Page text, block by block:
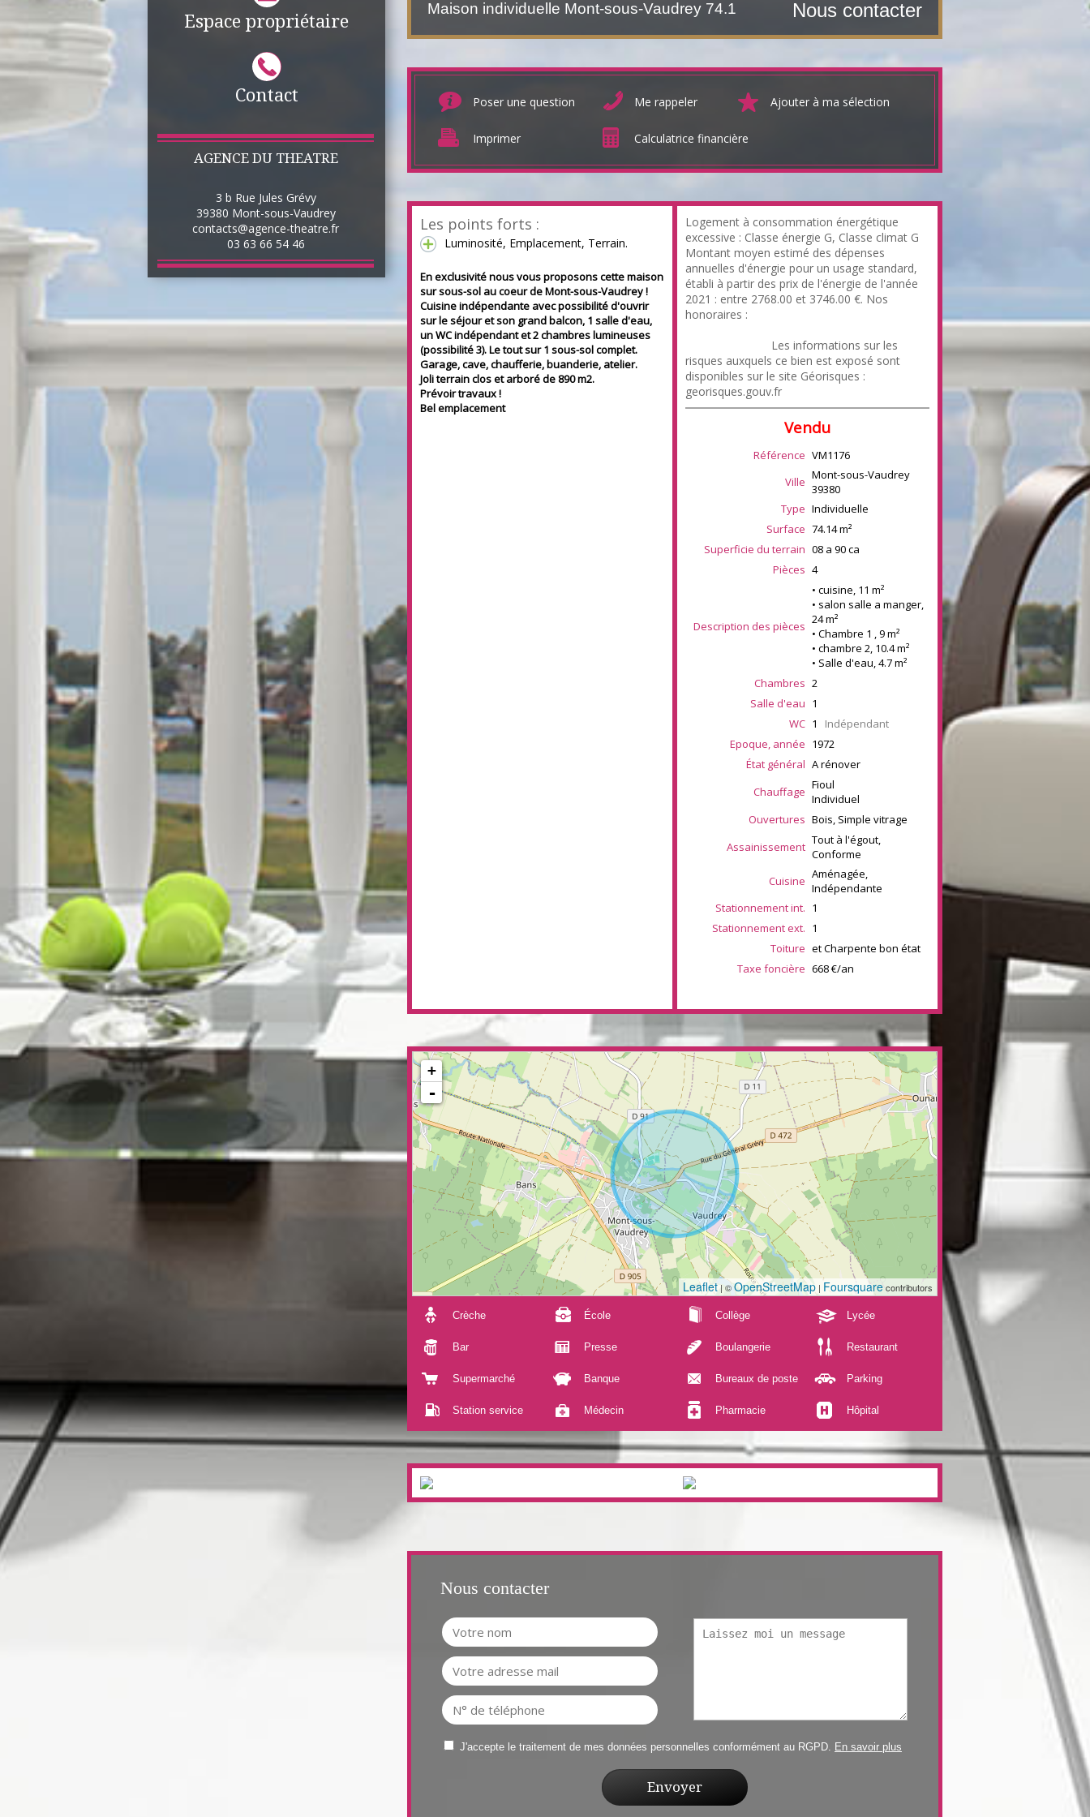
Espace propriétaire
Contact
AGENCE DU THEATRE
3 b Rue Jules Grévy
39380 Mont-sous-Vaudrey
contacts@agence-theatre.fr
03 63 66 54 46
Maison individuelle Mont-sous-Vaudrey 74.14 m² Nous contacter
Poser une question Me rappeler Ajouter à ma sélection
Imprimer Calculatrice financière
Les points forts :
Luminosité, Emplacement, Terrain.
En exclusivité nous vous proposons cette maison
sur sous-sol au coeur de Mont-sous-Vaudrey !
Cuisine indépendante avec possibilité d'ouvrir
sur le séjour et son grand balcon, 1 salle d'eau,
un WC indépendant et 2 chambres lumineuses
(possibilité 3). Le tout sur 1 sous-sol complet.
Garage, cave, chaufferie, buanderie, atelier.
Joli terrain clos et arboré de 890 m2.
Prévoir travaux !
Bel emplacement
Logement à consommation énergétique
excessive : Classe énergie G, Classe climat G
Montant moyen estimé des dépenses
annuelles d'énergie pour un usage standard,
établi à partir des prix de l'énergie de l'année
2021 : entre 2768.00 et 3746.00 €. Nos
honoraires :
Les informations sur les
risques auxquels ce bien est exposé sont
disponibles sur le site Géorisques :
georisques.gouv.fr
Vendu
Référence VM1176
Ville Mont-sous-Vaudrey
39380
Type Individuelle
Surface 74.14m²
Superficie du terrain 08 a 90 ca
Pièces 4
Description des pièces
• cuisine, 11 m²
• salon salle a manger,
24 m²
• Chambre 1 , 9 m²
• chambre 2, 10.4 m²
• Salle d'eau, 4.7 m²
Chambres 2
Salle d'eau 1
WC 1 Indépendant
Epoque, année 1972
État général A rénover
Chauffage Fioul
Individuel
Ouvertures Bois, Simple vitrage
Assainissement Tout à l'égout,
Conforme
Cuisine Aménagée,
Indépendante
Stationnement int. 1
Stationnement ext. 1
Toiture et Charpente bon état
Taxe foncière 668 €/an
+
-
Leaflet | ©OpenStreetMap | Foursquarecontributors
Crèche École Collège Lycée
Bar Presse Boulangerie Restaurant
Supermarché Banque Bureaux de poste Parking
Station service Médecin Pharmacie Hôpital
Nous contacter
J'accepte le traitement de mes données personnelles conformément au RGPD. En savoir plus